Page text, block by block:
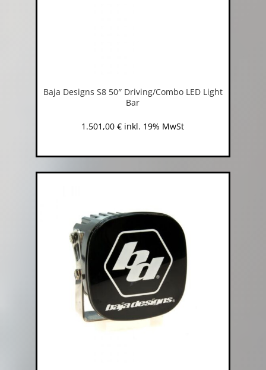
Baja Designs S8 50″ Driving/Combo LED Light
Bar
1.501,00€ inkl. 19% MwSt